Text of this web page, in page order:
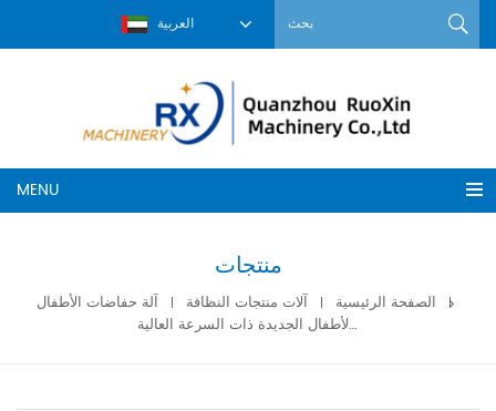
العربية
MENU
منتجات
الصفحة الرئيسية آلات منتجات النظافة
آلة حفاضات الأطفال
سعر آلة صنع حفاضات الأطفال الجديدة ذات السرعة العالية